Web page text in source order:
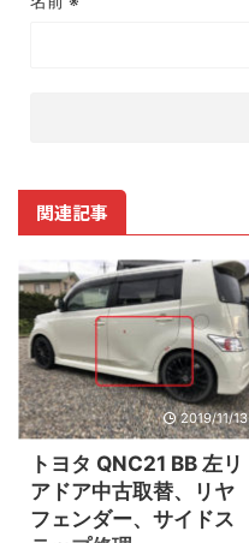
関連記事
2019/11/13
トヨタ QNC21 BB 左リ
アドア中古取替、リヤ
フェンダー、サイドス